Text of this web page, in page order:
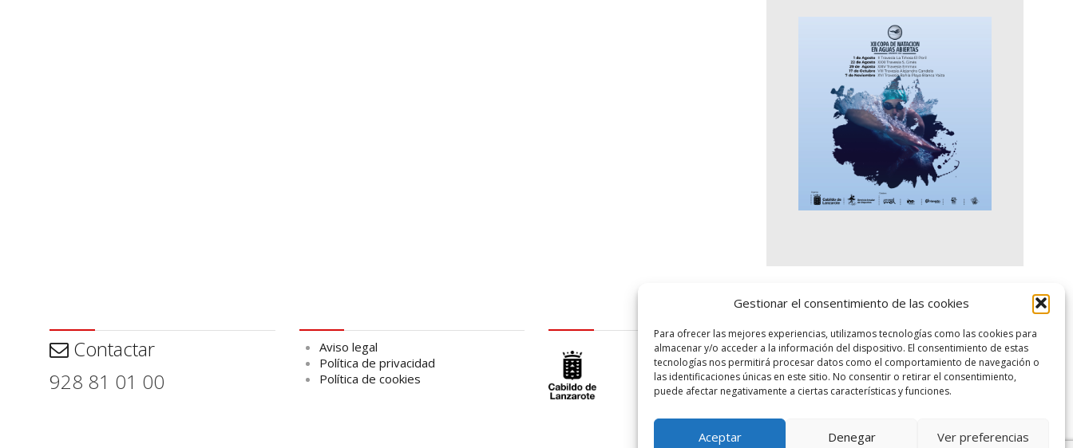
Gestionar el consentimiento de las cookies
Para ofrecer las mejores experiencias, utilizamos tecnologías como las cookies para
almacenar y/o acceder a la información del dispositivo. El consentimiento de estas
tecnologías nos permitirá procesar datos como el comportamiento de navegación o
las identificaciones únicas en este sitio. No consentir o retirar el consentimiento,
puede afectar negativamente a ciertas características y funciones.
Aceptar Denegar Ver preferencias
Contactar
928 81 01 00
Aviso legal
Política de privacidad
Política de cookies
logo SID